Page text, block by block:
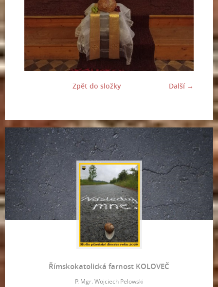
Další →
Zpět do složky
Římskokatolická farnost KOLOVEČ
P. Mgr. Wojciech Pelowski